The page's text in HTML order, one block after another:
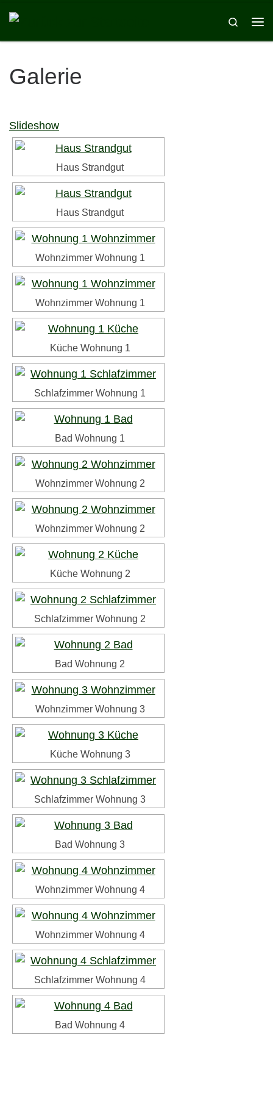
Zum Inhalt springen
Search
Galerie
Slideshow
Haus Strandgut
Haus Strandgut
Wohnzimmer Wohnung 1
Wohnzimmer Wohnung 1
Küche Wohnung 1
Schlafzimmer Wohnung 1
Bad Wohnung 1
Wohnzimmer Wohnung 2
Wohnzimmer Wohnung 2
Küche Wohnung 2
Schlafzimmer Wohnung 2
Bad Wohnung 2
Wohnzimmer Wohnung 3
Küche Wohnung 3
Schlafzimmer Wohnung 3
Bad Wohnung 3
Wohnzimmer Wohnung 4
Wohnzimmer Wohnung 4
Schlafzimmer Wohnung 4
Bad Wohnung 4